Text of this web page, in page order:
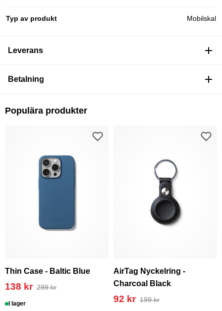
Typ av produkt Mobilskal
Leverans
Betalning
Populära produkter
Thin Case - Baltic Blue
138 kr 299 kr
I lager
AirTag Nyckelring -
Charcoal Black
92 kr 199 kr